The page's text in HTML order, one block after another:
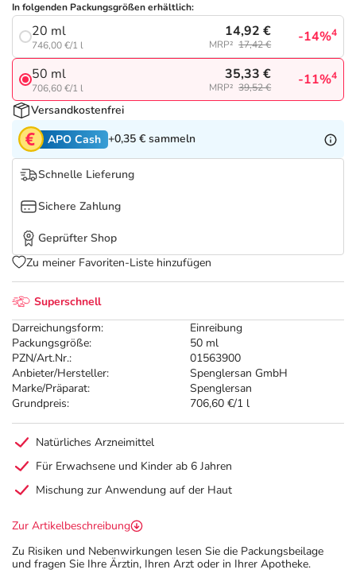
Tierapotheke
Vitamine & Mineralstoffe
Marken
Salus Deals
Superschnell
Darreichungsform:
Einreibung
Packungsgröße:
50 ml
PZN/Art.Nr.:
01563900
Anbieter/Hersteller:
Spenglersan GmbH
Marke/Präparat:
Spenglersan
Grundpreis:
706,60 €/1 l
In folgenden Packungsgrößen erhältlich:
20 ml
746,00 €/1 l
14,92 €
MRP² 17,42 € -14%4
50 ml
706,60 €/1 l
35,33 €
MRP² 39,52 € -11%4
Versandkostenfrei
APO Cash +0,35 € sammeln
Schnelle Lieferung
Sichere Zahlung
Geprüfter Shop
Zu meiner Favoriten-Liste hinzufügen
Natürliches Arzneimittel
Für Erwachsene und Kinder ab 6 Jahren
Mischung zur Anwendung auf der Haut
Zur Artikelbeschreibung
Zu Risiken und Nebenwirkungen lesen Sie die Packungsbeilage
und fragen Sie Ihre Ärztin, Ihren Arzt oder in Ihrer Apotheke.